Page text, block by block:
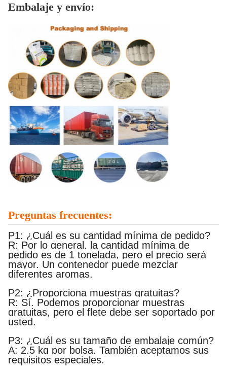
Embalaje y envío:
Preguntas frecuentes:
P1: ¿Cuál es su cantidad mínima de pedido?
R: Por lo general, la cantidad mínima de
pedido es de 1 tonelada, pero el precio será
mayor. Un contenedor puede mezclar
diferentes aromas.
P2: ¿Proporciona muestras gratuitas?
R: Sí. Podemos proporcionar muestras
gratuitas, pero el flete debe ser soportado por
usted.
P3: ¿Cuál es su tamaño de embalaje común?
A: 2,5 kg por bolsa. También aceptamos sus
requisitos especiales.